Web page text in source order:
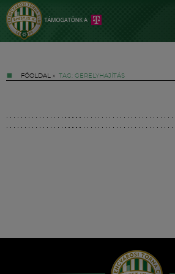
FŐOLDAL » TAG: GERELYHAJÍTÁS
Hírek